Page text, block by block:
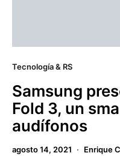
Tecnología & RS
Samsung
Fold 3, un
audífonos
agosto 14, 2021 Enrique